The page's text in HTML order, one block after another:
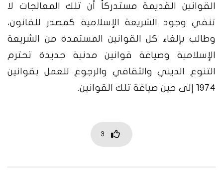
القوانين القديمة مستدركاً أن تلك المعالجات لا
تنفي وجود الشريعة الإسلامية كمصدر للقانون،
وطالب بإلغاء كل القوانين المستمدة من الشريعة
الإسلامية وصياغة قوانين مدنية جديدة تحترم
التنوع الديني والثقافي والرجوع للعمل بقوانين
1974 إلى حين صياغة تلك القوانين.
3